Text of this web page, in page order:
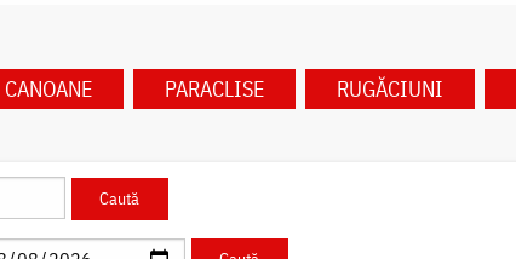
CANOANE PARACLISE RUGĂCIUNI